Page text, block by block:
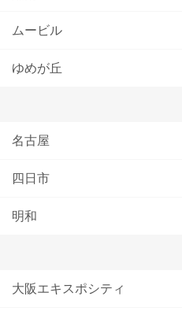
ムービル
ゆめが丘
名古屋
四日市
明和
大阪エキスポシティ